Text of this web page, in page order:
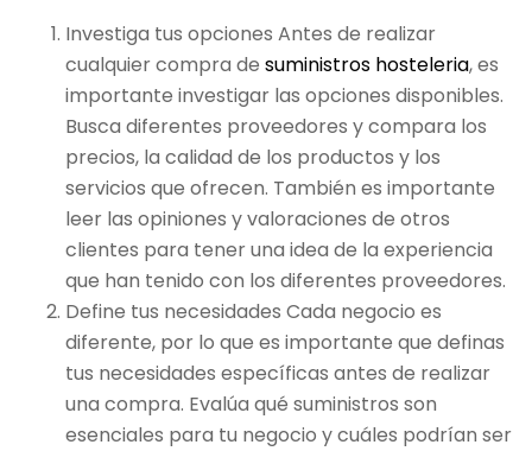
Investiga tus opciones Antes de realizar
cualquier compra de suministros hosteleria, es
importante investigar las opciones disponibles.
Busca diferentes proveedores y compara los
precios, la calidad de los productos y los
servicios que ofrecen. También es importante
leer las opiniones y valoraciones de otros
clientes para tener una idea de la experiencia
que han tenido con los diferentes proveedores.
Define tus necesidades Cada negocio es
diferente, por lo que es importante que definas
tus necesidades específicas antes de realizar
una compra. Evalúa qué suministros son
esenciales para tu negocio y cuáles podrían ser